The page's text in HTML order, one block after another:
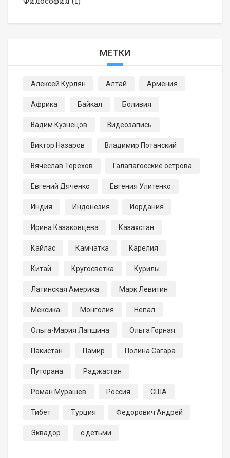
МЕТКИ
Алексей Курлян Алтай Армения
Африка Байкал Боливия
Вадим Кузнецов Видеозапись
Виктор Назаров Владимир Потанский
Вячеслав Терехов Галапагосские острова
Евгений Дяченко Евгения Улитенко
Индия Индонезия Иордания
Ирина Казаковцева Казахстан
Кайлас Камчатка Карелия
Китай Кругосветка Курилы
Латинская Америка Марк Левитин
Мексика Монголия Непал
Ольга-Мария Лапшина Ольга Горная
Пакистан Памир Полина Сагара
Путорана Раджастан
Роман Мурашев Россия США
Тибет Турция Федорович Андрей
Эквадор с детьми